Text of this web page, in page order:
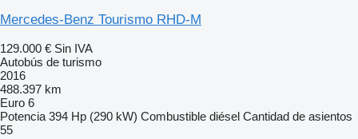
Mercedes-Benz Tourismo RHD-M
129.000 € Sin IVA
Autobús de turismo
2016
488.397 km
Euro 6
Potencia 394 Hp (290 kW) Combustible diésel Cantidad de asientos
55